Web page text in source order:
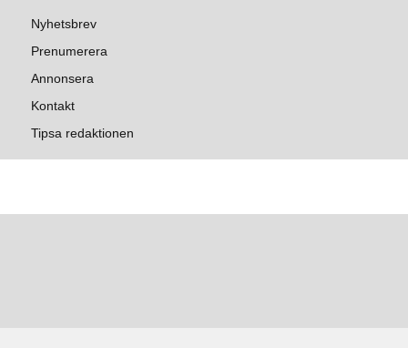
Nyhetsbrev
Prenumerera
Annonsera
Kontakt
Tipsa redaktionen